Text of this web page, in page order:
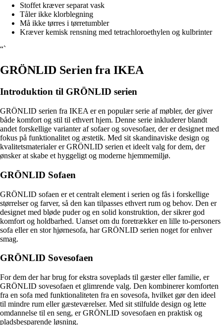
Stoffet kræver separat vask
Tåler ikke klorblegning
Må ikke tørres i tørretumbler
Kræver kemisk rensning med tetrachloroethylen og kulbrinter
“`
GRÖNLID Serien fra IKEA
Introduktion til GRÖNLID serien
GRÖNLID serien fra IKEA er en populær serie af møbler, der giver
både komfort og stil til ethvert hjem. Denne serie inkluderer blandt
andet forskellige varianter af sofaer og sovesofaer, der er designet med
fokus på funktionalitet og æstetik. Med sit skandinaviske design og
kvalitetsmaterialer er GRÖNLID serien et ideelt valg for dem, der
ønsker at skabe et hyggeligt og moderne hjemmemiljø.
GRÖNLID Sofaen
GRÖNLID sofaen er et centralt element i serien og fås i forskellige
størrelser og farver, så den kan tilpasses ethvert rum og behov. Den er
designet med bløde puder og en solid konstruktion, der sikrer god
komfort og holdbarhed. Uanset om du foretrækker en lille to-personers
sofa eller en stor hjørnesofa, har GRÖNLID serien noget for enhver
smag.
GRÖNLID Sovesofaen
For dem der har brug for ekstra soveplads til gæster eller familie, er
GRÖNLID sovesofaen et glimrende valg. Den kombinerer komforten
fra en sofa med funktionaliteten fra en sovesofa, hvilket gør den ideel
til mindre rum eller gæsteværelser. Med sit stilfulde design og lette
omdannelse til en seng, er GRÖNLID sovesofaen en praktisk og
pladsbesparende løsning.